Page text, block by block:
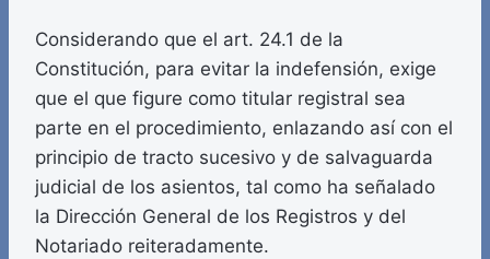
Considerando que el art. 24.1 de la
Constitución, para evitar la indefensión, exige
que el que figure como titular registral sea
parte en el procedimiento, enlazando así con el
principio de tracto sucesivo y de salvaguarda
judicial de los asientos, tal como ha señalado
la Dirección General de los Registros y del
Notariado reiteradamente.